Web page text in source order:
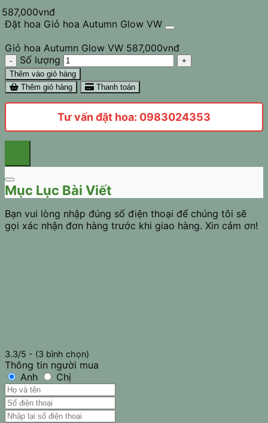
587,000vnđ
Đặt hoa Giỏ hoa Autumn Glow VW
Giỏ hoa Autumn Glow VW 587,000vnđ
Số lượng
Thêm vào giỏ hàng
Thêm giỏ hàng
Thanh toán
Tư vấn đặt hoa: 0983024353
Mục Lục Bài Viết
Bạn vui lòng nhập đúng số điện thoại để chúng tôi sẽ
gọi xác nhận đơn hàng trước khi giao hàng. Xin cảm ơn!
3.3/5 - (3 bình chọn)
Thông tin người mua
Anh
Chị